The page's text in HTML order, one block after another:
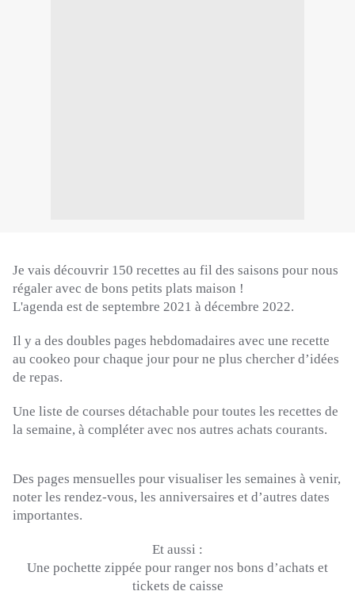
Je vais découvrir 150 recettes au fil des saisons pour nous
régaler avec de bons petits plats maison !
L'agenda est de septembre 2021 à décembre 2022.
Il y a des doubles pages hebdomadaires avec une recette
au cookeo pour chaque jour pour ne plus chercher d’idées
de repas.
Une liste de courses détachable pour toutes les recettes de
la semaine, à compléter avec nos autres achats courants.
Des pages mensuelles pour visualiser les semaines à venir,
noter les rendez-vous, les anniversaires et d’autres dates
importantes.
Et aussi :
Une pochette zippée pour ranger nos bons d’achats et
tickets de caisse